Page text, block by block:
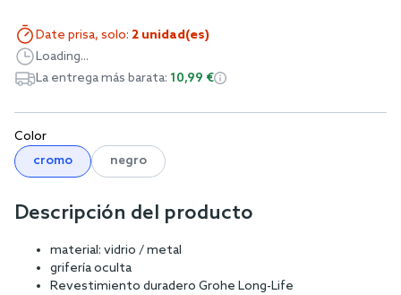
Color
cromo
negro
Date prisa, solo: 2 unidad(es)
Loading...
La entrega más barata: 10,99 €
Descripción del producto
material: vidrio / metal
grifería oculta
Revestimiento duradero Grohe Long-Life